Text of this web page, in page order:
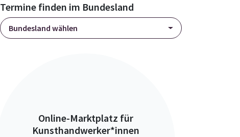
Termine finden im Bundesland
Bundesland wählen
Online-Marktplatz für
Kunsthandwerker*innen